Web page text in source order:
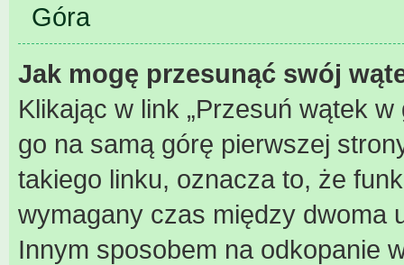
Góra
Jak mogę przesunąć swój
Klikając w link „Przesuń wątek
go na samą górę pierwszej
takiego linku, oznacza to, że
wymagany czas między dwoma
Innym sposobem na odkopanie